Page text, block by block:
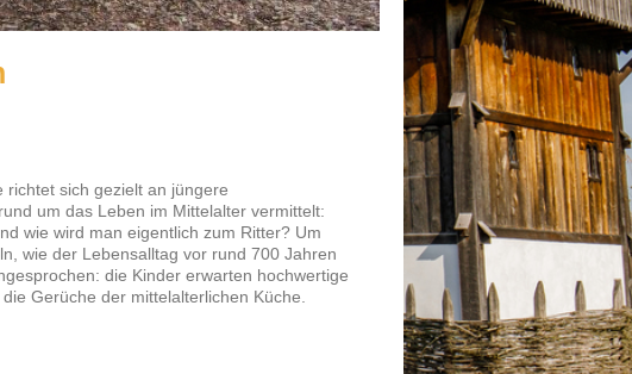
sich gezielt an jüngere
um das Leben im Mittelalter vermittelt:
wie wird man eigentlich zum Ritter? Um
wie der Lebensalltag vor rund 700 Jahren
die Kinder erwarten hochwertige
Gerüche der mittelalterlichen Küche.